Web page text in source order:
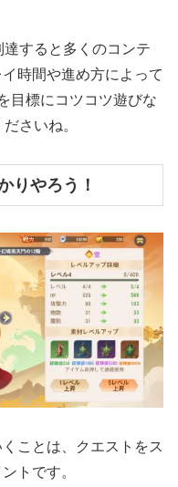
すると多くのコンテ
時間や進め方によって
目標にコツコツ遊びな
さいね。
りやろう！
ことは、クエストをス
トです。